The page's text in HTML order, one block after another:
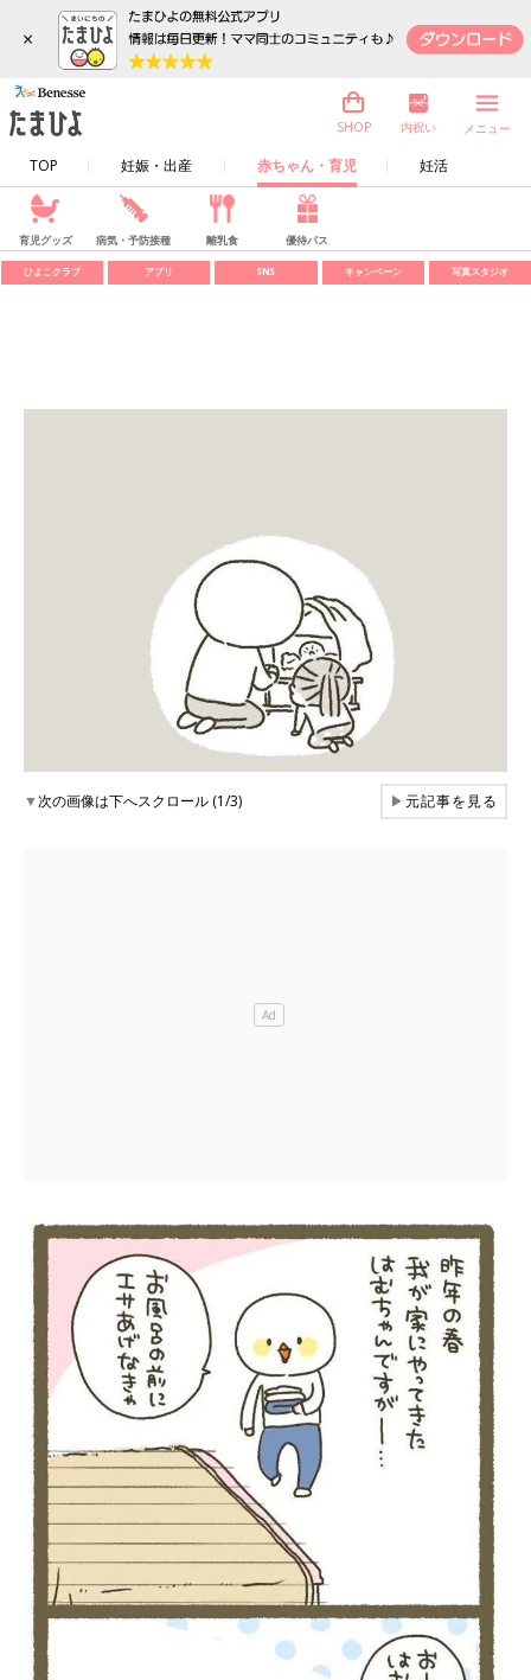
×
TOP 妊娠・出産 赤ちゃん・育児 妊活
SHOP 内祝い メニュー
育児グッズ 病気・予防接種 離乳食 優待パス
ひよこクラブ アプリ SNS キャンペーン 写真スタジオ
▼次の画像は下へスクロール (1/3) ▶元記事を見る